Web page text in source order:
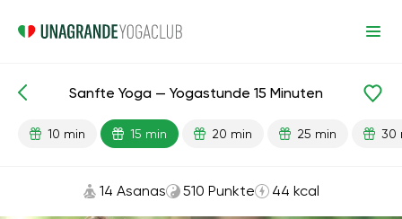
Fertige Lektionen Anfang Flexibilität
Sanfte Yoga — Yogastunde 15 Minuten
10 min 15 min 20 min 25 min 30
14 Asanas 510 Punkte 44 kcal